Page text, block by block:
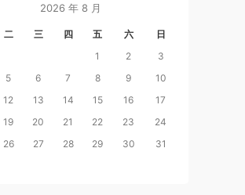
2026 年 8 月
二 三 四 五 六
日
1
2
3
5 6 7 8 9
10
12 13 14 15 16
17
19 20 21 22 23
24
26 27 28 29 30 31